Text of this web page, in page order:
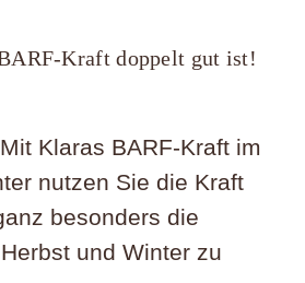
Kraft doppelt gut ist!
Klaras BARF-Kraft im
nutzen Sie die Kraft
besonders die
und Winter zu